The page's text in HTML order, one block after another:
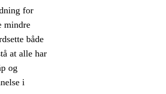
for
mindre
både
at alle har
og
i